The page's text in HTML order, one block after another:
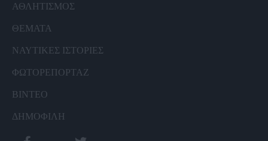
ΑΘΛΗΤΙΣΜΟΣ
ΘΕΜΑΤΑ
ΝΑΥΤΙΚΕΣ ΙΣΤΟΡΙΕΣ
ΦΩΤΟΡΕΠΟΡΤΑΖ
ΒΙΝΤΕΟ
ΔΗΜΟΦΙΛΗ